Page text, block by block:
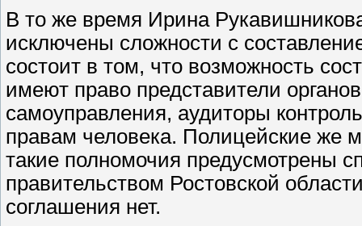
В то же время Ирина
исключены сложности с
состоит в том, что возможность
имеют право представители
самоуправления, аудиторы
правам человека. Полицейские же
такие полномочия предусмотрены
правительством Ростовской
соглашения нет.